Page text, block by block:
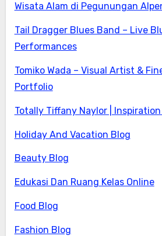
Wisata Alam di Pegunungan
Tail Dragger Blues Band – Live
Performances
Tomiko Wada – Visual Artist &
Portfolio
Totally Tiffany Naylor |
Holiday And Vacation Blog
Beauty Blog
Edukasi Dan Ruang Kelas Online
Food Blog
Fashion Blog